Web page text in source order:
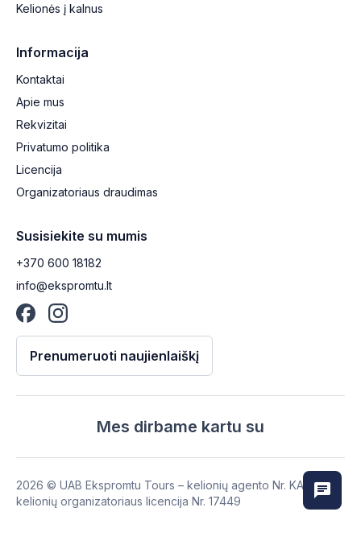
Kelionės į kalnus
Informacija
Kontaktai
Apie mus
Rekvizitai
Privatumo politika
Licencija
Organizatoriaus draudimas
Susisiekite su mumis
+370 600 18182
info@ekspromtu.lt
Prenumeruoti naujienlaiškį
Mes dirbame kartu su
2026 © UAB Ekspromtu Tours – kelionių agento Nr. KA-132,
kelionių organizatoriaus licencija Nr. 17449